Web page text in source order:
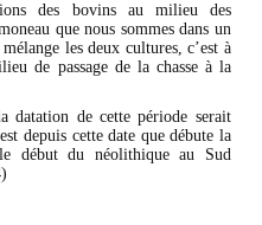
des bovins au milieu des
que nous sommes dans un
les deux cultures, c’est à
de passage de la chasse à la
datation de cette période serait
depuis cette date que débute la
début du néolithique au Sud